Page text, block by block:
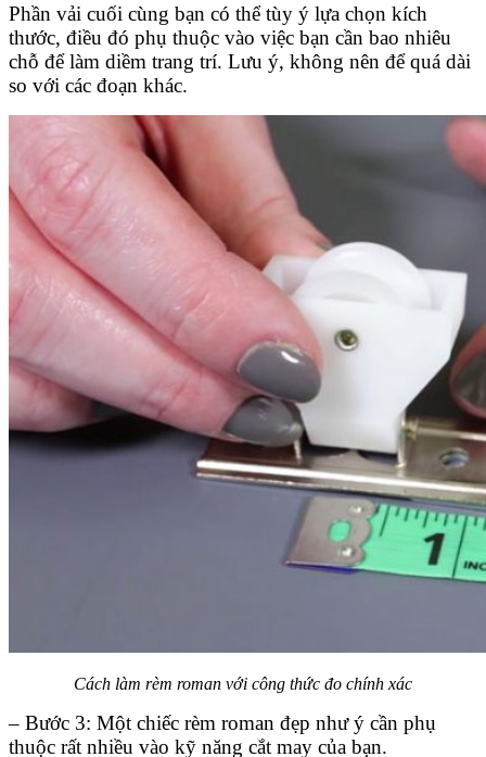
Phần vải cuối cùng bạn có thể tùy ý lựa chọn kích
thước, điều đó phụ thuộc vào việc bạn cần bao nhiêu
chỗ để làm diềm trang trí. Lưu ý, không nên để quá dài
so với các đoạn khác.
Cách làm rèm roman với công thức đo chính xác
– Bước 3: Một chiếc rèm roman đẹp như ý cần phụ
thuộc rất nhiều vào kỹ năng cắt may của bạn.